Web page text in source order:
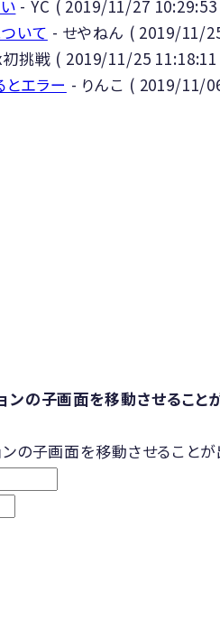
-YC ( 2019/11/27 10:29:53
いて - せやねん ( 2019/11/
挑戦 ( 2019/11/25 11:18:11
とエラー - りんこ ( 2019/11/
の子画面を移動させること
の子画面を移動させること